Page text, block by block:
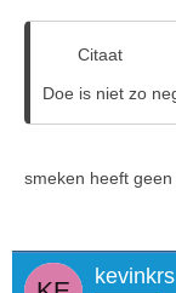
Citaat
Doe is niet zo
smeken heeft
kevinkrs